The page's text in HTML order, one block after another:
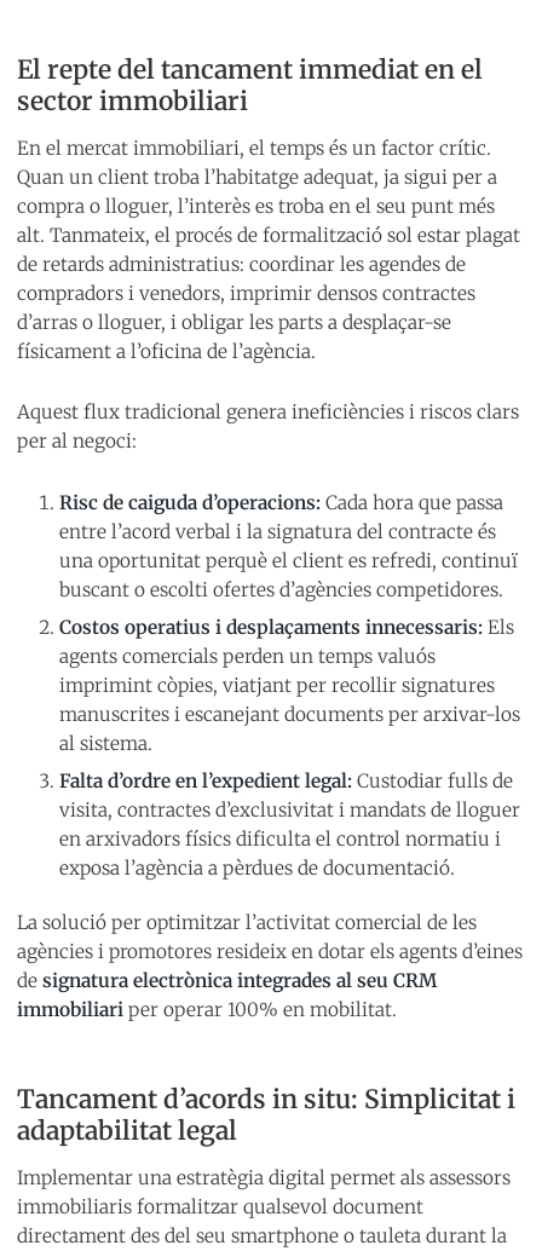
El repte del tancament immediat en el
sector immobiliari
En el mercat immobiliari, el temps és un factor crític.
Quan un client troba l’habitatge adequat, ja sigui per a
compra o lloguer, l’interès es troba en el seu punt més
alt. Tanmateix, el procés de formalització sol estar plagat
de retards administratius: coordinar les agendes de
compradors i venedors, imprimir densos contractes
d’arras o lloguer, i obligar les parts a desplaçar-se
físicament a l’oficina de l’agència.
Aquest flux tradicional genera ineficiències i riscos clars
per al negoci:
Risc de caiguda d’operacions: Cada hora que passa
entre l’acord verbal i la signatura del contracte és
una oportunitat perquè el client es refredi, continuï
buscant o escolti ofertes d’agències competidores.
Costos operatius i desplaçaments innecessaris: Els
agents comercials perden un temps valuós
imprimint còpies, viatjant per recollir signatures
manuscrites i escanejant documents per arxivar-los
al sistema.
Falta d’ordre en l’expedient legal: Custodiar fulls de
visita, contractes d’exclusivitat i mandats de lloguer
en arxivadors físics dificulta el control normatiu i
exposa l’agència a pèrdues de documentació.
La solució per optimitzar l’activitat comercial de les
agències i promotores resideix en dotar els agents d’eines
de signatura electrònica integrades al seu CRM
immobiliari per operar 100% en mobilitat.
Tancament d’acords in situ: Simplicitat i
adaptabilitat legal
Implementar una estratègia digital permet als assessors
immobiliaris formalitzar qualsevol document
directament des del seu smartphone o tauleta durant la